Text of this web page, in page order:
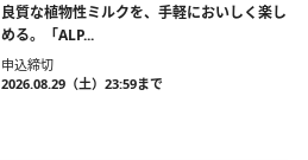
良質な植物性ミルクを、手軽においしく楽し
める。「ALP...
申込締切
2026.08.29（土）23:59まで